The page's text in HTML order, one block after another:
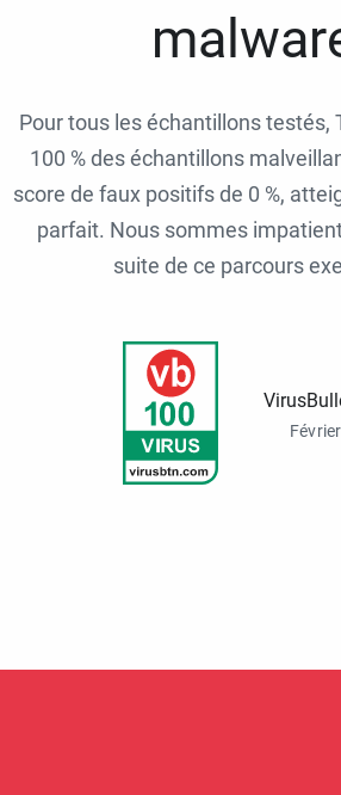
Pour tous les échantillons testés,
100 % des échantillons
score de faux positifs de 0 %,
parfait. Nous sommes
suite de ce parcours